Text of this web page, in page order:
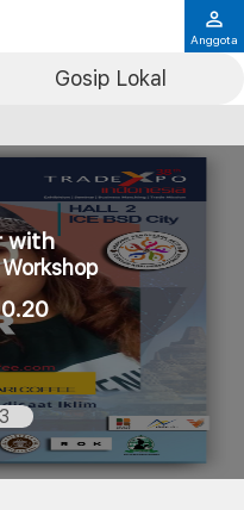
Gosip Lokal
Anggota
with
Workshop